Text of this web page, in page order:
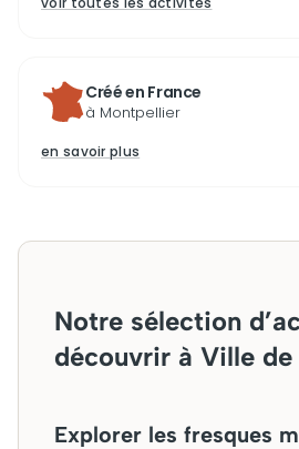
Créé en France
à Montpellier
en savoir plus
Notre sélection
découvrir à Ville de
Explorer les fresques